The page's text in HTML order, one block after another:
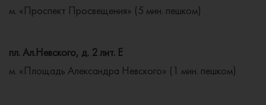
м. «Проспект Просвещения» (5 мин. пешком)
пл. Ал.Невского, д. 2 лит. Е
м. «Площадь Александра Невского» (1 мин. пешком)